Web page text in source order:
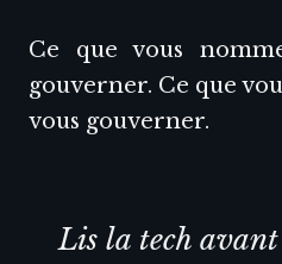
Ce que vous
gouverner. Ce que
vous gouverner.
Lis la tech